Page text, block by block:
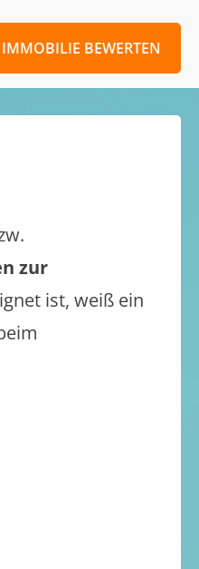
IMMOBILIE BEWERTEN
zur
ist, weiß ein